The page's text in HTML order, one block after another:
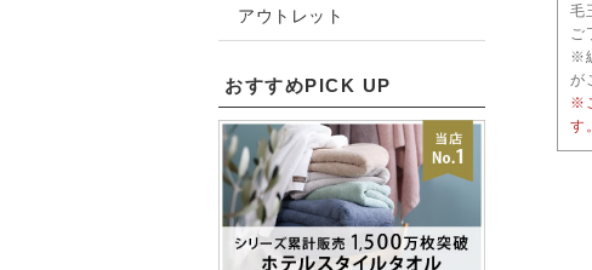
アウトレット
おすすめPICK UP
毛
ご
※
が
※
す